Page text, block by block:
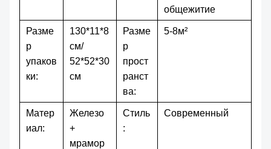
общежитие
Разме
р
упаков
ки:
130*11*8
см/
52*52*30
см
Разме
р
прост
ранст
ва:
5-8м²
Матер
иал:
Железо
+
мрамор
Стиль
:
Современный